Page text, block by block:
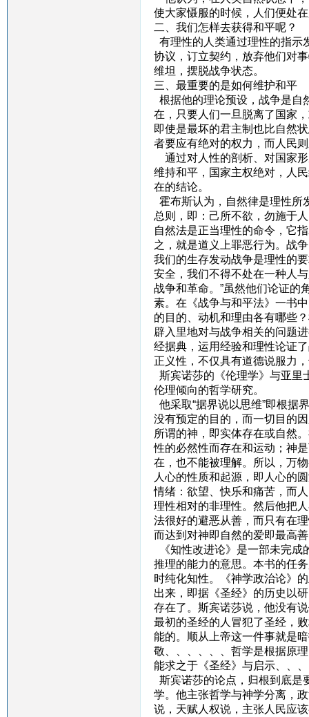
使大家慑服的时候，人们便处
二、我们怎样去获得和平呢？
有理性的人类通过理性的指示
协议，订立契约，放弃他们对
维坦，摆脱战争状态。
三、最重要的是如何维护和平
根据他的理论预设，战争是自
在，只要人们一旦脱离了国家
即使是最坏的君主制也比自然
者要应有绝对的权力，而人民
通过对人性的剖析、对国家
维持和平，国家主权绝对，人
在的结论。
霍布斯认为，自然律是理性所
总则，即：己所不欲，勿施于
自然法是正当理性的命令，它
之，就是道义上罪恶行为。战
我们的生存发动战争是理性的
安全，我们不得不处在一种人
战争和革命。”虽然他们论证的
素。在《战争与和平法》一书
的目的、动机和理由各有哪些
辟入里地对与战争相关的问题
经据典，运用经验和理性论证
正义性，不仅具有道德说服力
斯宾诺莎的《伦理学》与亚里
伦理倾向的哲学研究。
他采取“据界说以思维”即根据
没有预定的目的，而一切目的
所谓的神，即实体存在或自然
性的必然性而存在和运动；神
在，也不能被理解。所以，万
人心的性质和起源，即人心的
情绪：欲望、快乐和痛苦，而
理性相对的非理性。然后他把
法很好的避恶从善，而只有在
而达到对神即自然的爱即最高
《知性改进论》是一部未完成
推理的能力的意思。本书的任
时纯化知性。《神学政治论》
出来，即据《圣经》的历史以
存在了。斯宾诺莎说，他没有
最初的圣经的人冒犯了圣经，
能的。顺从上帝这一件事就是
敬、、、、、、哲学是根据原
能求之于《圣经》与启示、、
斯宾诺莎的论点，归根到底是
学。他主张哲学与神学分离，
说，天赋人权说，主张人民应